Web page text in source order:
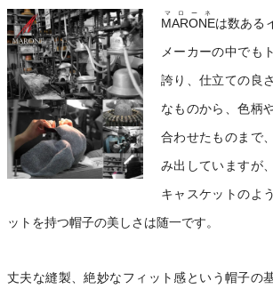
MARONE
マローネ
は数ある
メーカーの中でも
誇り、仕立ての良
なものから、色柄
合わせたものまで
み出していますが
キャスケットのよ
ットを持つ帽子の美しさは随一です。
丈夫な縫製、絶妙なフィット感という帽子の